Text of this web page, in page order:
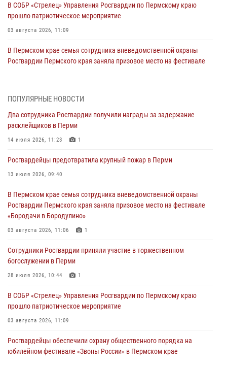
В СОБР «Стрелец» Управления Росгвардии по Пермскому краю
прошло патриотическое мероприятие
03 августа 2026, 11:09
В Пермском крае семья сотрудника вневедомственной охраны
Росгвардии Пермского края заняла призовое место на фестивале
юных спортсменов
03 августа 2026, 10:59
30 июля 2026, 05:19
богослужении в Перми
28 июля 2026, 10:44
Росгвардейцы оказали силовую поддержку при задержании
28 июля 2026, 06:15
ПОПУЛЯРНЫЕ НОВОСТИ
Два сотрудника Росгвардии получили награды за задержание
расклейщиков в Перми
14 июля 2026, 11:23 1
Росгвардейцы предотвратила крупный пожар в Перми
13 июля 2026, 09:40
В Пермском крае семья сотрудника вневедомственной охраны
Росгвардии Пермского края заняла призовое место на фестивале
«Бородачи в Бородулино»
03 августа 2026, 11:06 1
Сотрудники Росгвардии приняли участие в торжественном
богослужении в Перми
28 июля 2026, 10:44 1
В СОБР «Стрелец» Управления Росгвардии по Пермскому краю
прошло патриотическое мероприятие
03 августа 2026, 11:09
Росгвардейцы обеспечили охрану общественного порядка на
юбилейном фестивале «Звоны России» в Пермском крае